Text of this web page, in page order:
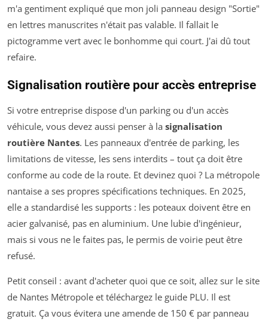
m'a gentiment expliqué que mon joli panneau design "Sortie"
en lettres manuscrites n'était pas valable. Il fallait le
pictogramme vert avec le bonhomme qui court. J'ai dû tout
refaire.
Signalisation routière pour accès entreprise
Si votre entreprise dispose d'un parking ou d'un accès
véhicule, vous devez aussi penser à la signalisation
routière Nantes. Les panneaux d'entrée de parking, les
limitations de vitesse, les sens interdits – tout ça doit être
conforme au code de la route. Et devinez quoi ? La métropole
nantaise a ses propres spécifications techniques. En 2025,
elle a standardisé les supports : les poteaux doivent être en
acier galvanisé, pas en aluminium. Une lubie d'ingénieur,
mais si vous ne le faites pas, le permis de voirie peut être
refusé.
Petit conseil : avant d'acheter quoi que ce soit, allez sur le site
de Nantes Métropole et téléchargez le guide PLU. Il est
gratuit. Ça vous évitera une amende de 150 € par panneau